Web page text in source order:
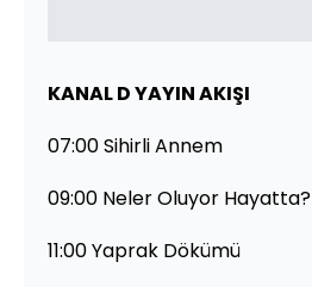
KANAL D YAYIN AKIŞI
07:00 Sihirli Annem
09:00 Neler Oluyor Hayatta?
11:00 Yaprak Dökümü